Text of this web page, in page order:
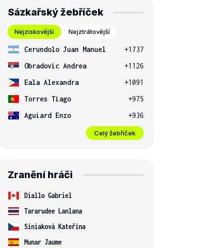
Sázkařský žebříček
Nejziskovější Nejztrátovější
Cerundolo Juan Manuel
+1737
Obradovic Andrea
+1126
Eala Alexandra
+1091
Torres Tiago
+975
Aguiard Enzo
+936
Celý žebříček
Zranění hráči
Diallo Gabriel
Tararudee Lanlana
Siniaková Kateřina
Munar Jaume